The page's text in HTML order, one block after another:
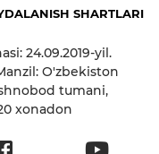
SHARTLARI
24.09.2019-yil.
O'zbekiston
tumani,
xonadon